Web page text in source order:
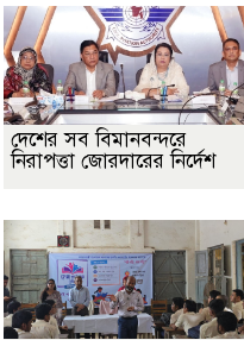
দেশের সব বিমানবন্দরে
নিরাপত্তা জোরদারের নির্দেশ